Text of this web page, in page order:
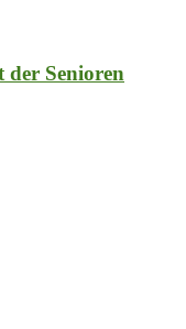
der Senioren